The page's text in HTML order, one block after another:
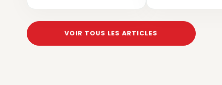
VOIR TOUS LES ARTICLES